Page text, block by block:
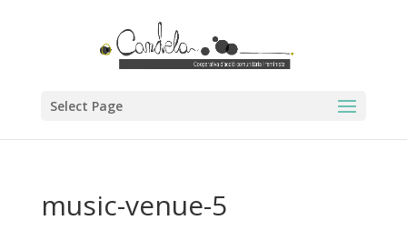
Select Page
music-venue-5